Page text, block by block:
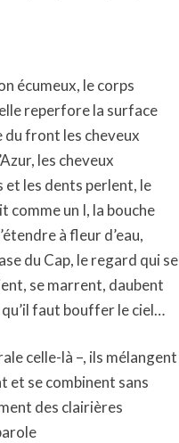
écumeux, le corps
reperfore la surface
du front les cheveux
les cheveux
et les dents perlent, le
comme un I, la bouche
à fleur d’eau,
du Cap, le regard qui se
se marrent, daubent
qu’il faut bouffer le ciel…
celle-là –, ils mélangent
et se combinent sans
des clairières